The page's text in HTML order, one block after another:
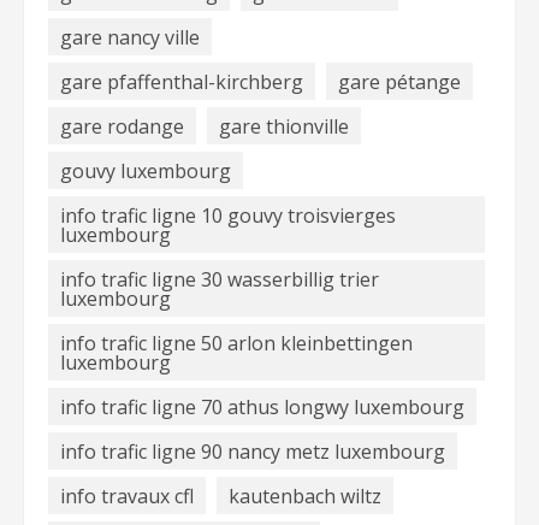
gare nancy ville
gare pfaffenthal-kirchberg
gare pétange
gare rodange
gare thionville
gouvy luxembourg
info trafic ligne 10 gouvy troisvierges
luxembourg
info trafic ligne 30 wasserbillig trier
luxembourg
info trafic ligne 50 arlon kleinbettingen
luxembourg
info trafic ligne 70 athus longwy luxembourg
info trafic ligne 90 nancy metz luxembourg
info travaux cfl
kautenbach wiltz